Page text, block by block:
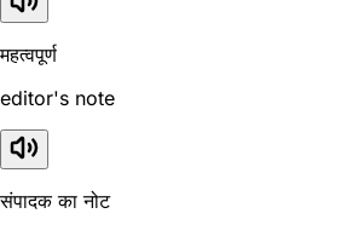
महत्वपूर्ण
editor's note
संपादक का नोट